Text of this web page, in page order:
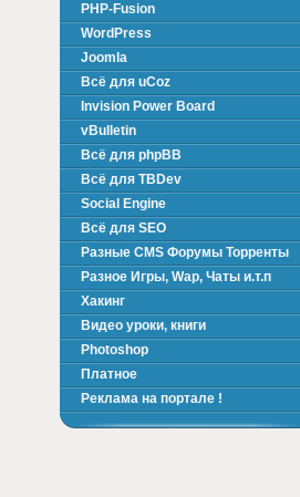
PHP-Fusion
WordPress
Joomla
Всё для uCoz
Invision Power Board
vBulletin
Всё для phpBB
Всё для TBDev
Social Engine
Всё для SEO
Разные CMS Форумы Торренты
Разное Игры, Wap, Чаты и.т.п
Хакинг
Видео уроки, книги
Photoshop
Платное
Реклама на портале !